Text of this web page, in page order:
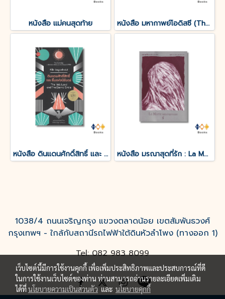
หนังสือ แม่คนสุดท้าย หนังสือ มหากาพย์โอดิสซี (The Odyssey of Homer)
หนังสือ ดินแดนศักดิ์สิทธิ์ และ ยิ้มแห่งนิรันดร์ หนังสือ มรณาสุดที่รัก : La Morte amoureuse
1038/4 ถนนเจริญกรุง แขวงตลาดน้อย เขตสัมพันธวงศ์
กรุงเทพฯ - ใกล้กับสถานีรถไฟฟ้าใต้ดินหัวลำโพง (ทางออก 1)
Tel: 082 983 8099
เว็บไซต์นี้มีการใช้งานคุกกี้ เพื่อเพิ่มประสิทธิภาพและประสบการณ์ที่ดี
ในการใช้งานเว็บไซต์ของท่าน ท่านสามารถอ่านรายละเอียดเพิ่มเติม
ได้ที่นโยบายความเป็นส่วนตัวและ นโยบายคุกกี้